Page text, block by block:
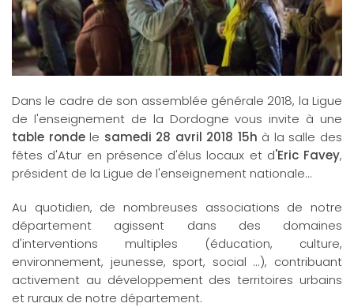
Dans le cadre de son assemblée générale 2018, la Ligue
de l'enseignement de la Dordogne vous invite à une
table rondele samedi 28 avril 2018 15h à la salle des
fêtes d'Atur en présence d'élus locaux et d'Eric Favey,
président de la Ligue de l'enseignement nationale...
Au quotidien, de nombreuses associations de notre
département agissent dans des domaines
d'interventions multiples (éducation, culture,
environnement, jeunesse, sport, social ...), contribuant
activement au développement des territoires urbains
et ruraux de notre département.